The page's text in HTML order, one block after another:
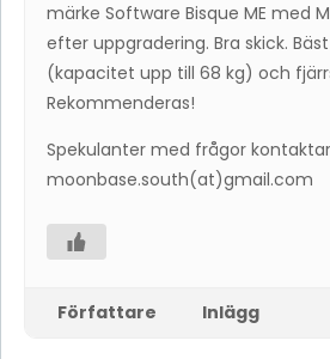
märke Software Bisque ME med
efter uppgradering. Bra skick.
(kapacitet upp till 68 kg) och
Rekommenderas!
Spekulanter med frågor
moonbase.south(at)gmail.com
Författare Inlägg